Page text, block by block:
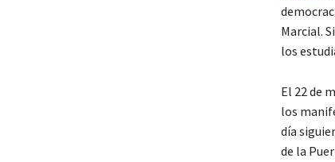
Marcial.
los
El 22 de
los
día
de la